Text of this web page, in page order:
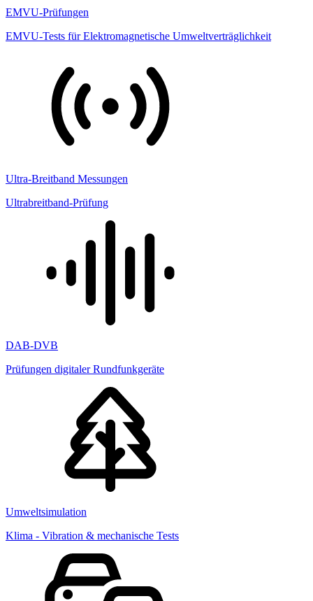
EMVU-Prüfungen
EMVU-Tests für Elektromagnetische Umweltverträglichkeit
Ultra-Breitband Messungen
Ultrabreitband-Prüfung
DAB-DVB
Prüfungen digitaler Rundfunkgeräte
Umweltsimulation
Klima - Vibration & mechanische Tests